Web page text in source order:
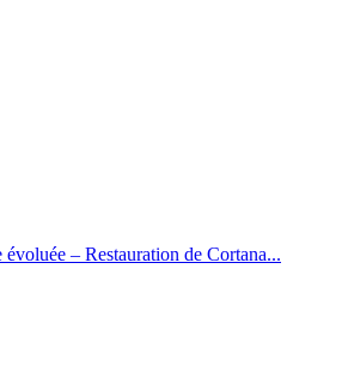
– Restauration de Cortana...